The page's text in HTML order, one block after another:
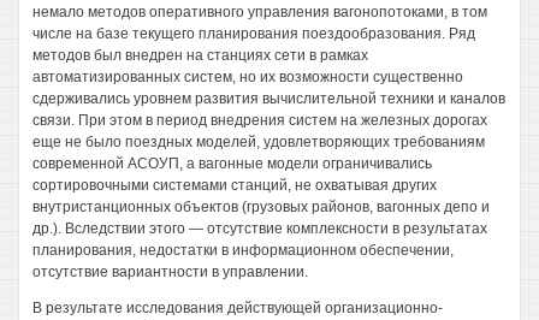
немало методов оперативного управления вагонопотоками, в том
числе на базе текущего планирования поездообразования. Ряд
методов был внедрен на станциях сети в рамках
автоматизированных систем, но их возможности существенно
сдерживались уровнем развития вычислительной техники и каналов
связи. При этом в период внедрения систем на железных дорогах
еще не было поездных моделей, удовлетворяющих требованиям
современной АСОУП, а вагонные модели ограничивались
сортировочными системами станций, не охватывая других
внутристанционных объектов (грузовых районов, вагонных депо и
др.). Вследствии этого — отсутствие комплексности в результатах
планирования, недостатки в информационном обеспечении,
отсутствие вариантности в управлении.
В результате исследования действующей организационно-